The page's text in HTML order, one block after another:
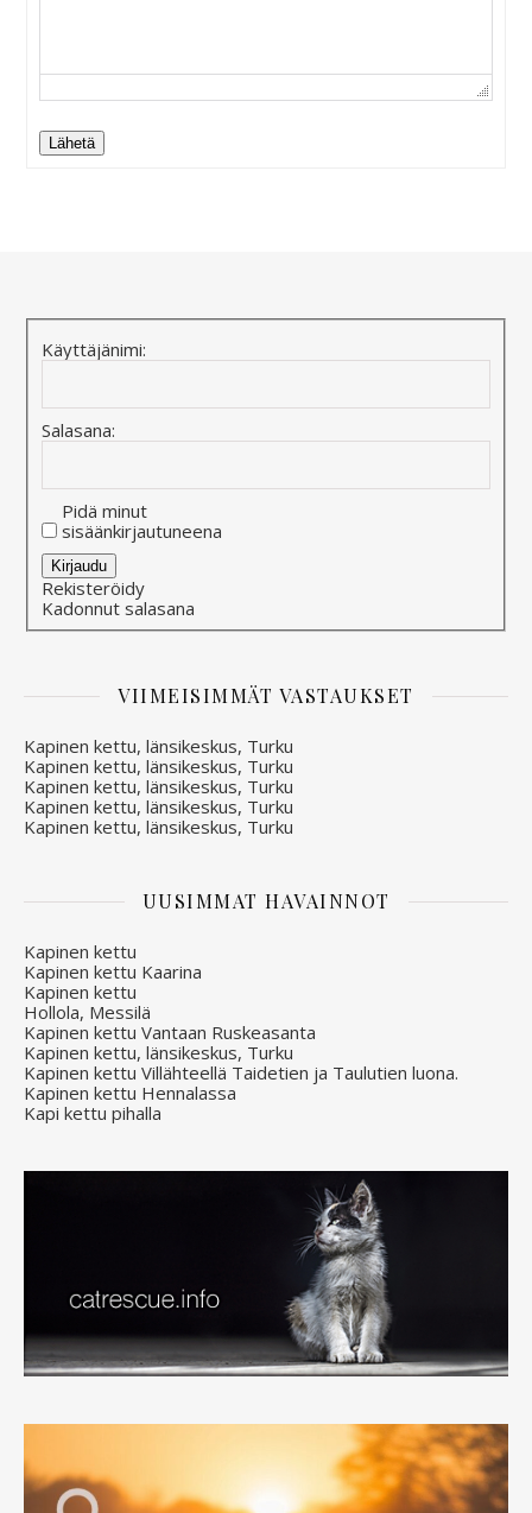
Lähetä
Käyttäjänimi:
Salasana:
Pidä minut
sisäänkirjautuneena
Alternative:
Kirjaudu
Rekisteröidy
Kadonnut salasana
VIIMEISIMMÄT VASTAUKSET
Kapinen kettu, länsikeskus, Turku
Kapinen kettu, länsikeskus, Turku
Kapinen kettu, länsikeskus, Turku
Kapinen kettu, länsikeskus, Turku
Kapinen kettu, länsikeskus, Turku
UUSIMMAT HAVAINNOT
Kapinen kettu
Kapinen kettu Kaarina
Kapinen kettu
Hollola, Messilä
Kapinen kettu Vantaan Ruskeasanta
Kapinen kettu, länsikeskus, Turku
Kapinen kettu Villähteellä Taidetien ja Taulutien luona.
Kapinen kettu Hennalassa
Kapi kettu pihalla